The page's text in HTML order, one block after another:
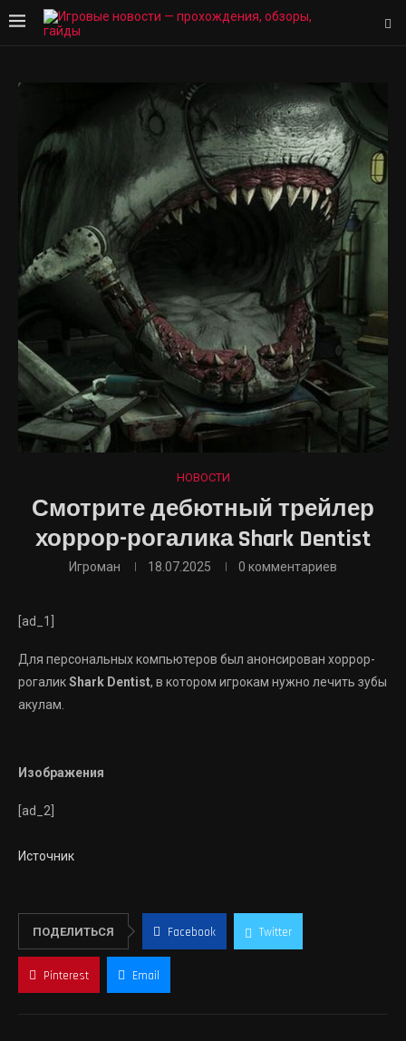
НОВОСТИ
Смотрите дебютный трейлер
хоррор-рогалика Shark Dentist
Игроман 18.07.2025 0 комментариев
[ad_1]
Для персональных компьютеров был анонсирован хоррор-
рогаликShark Dentist, в котором игрокам нужно лечить зубы
акулам.
Изображения
[ad_2]
Источник
ПОДЕЛИТЬСЯ Facebook Twitter
Pinterest Email